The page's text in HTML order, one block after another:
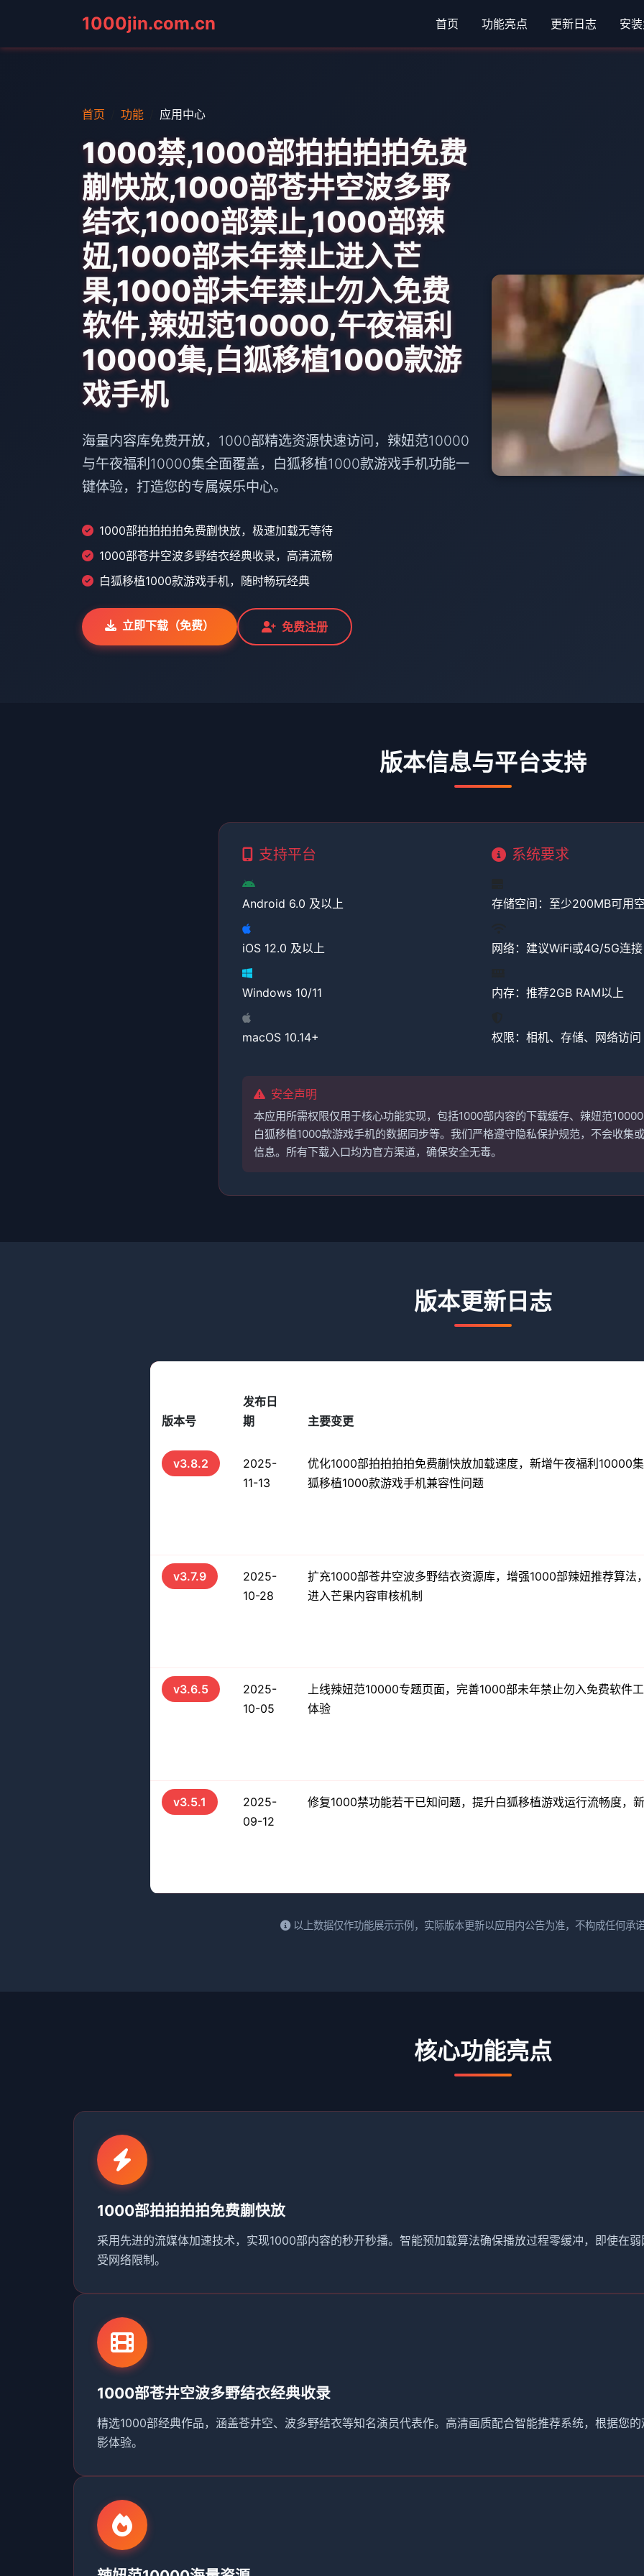
1000jin.com.cn 首页 功能亮点 更新日志 安
首页 功能 应用中心
1000禁,1000部拍拍拍拍免费
蒯快放,1000部苍井空波多野
结衣,1000部禁止,1000部辣
妞,1000部未年禁止进入芒
果,1000部未年禁止勿入免费
软件,辣妞范10000,午夜福利
10000集,白狐移植1000款游
戏手机
海量内容库免费开放，1000部精选资源快速访问，辣妞范10000
与午夜福利10000集全面覆盖，白狐移植1000款游戏手机功能一
键体验，打造您的专属娱乐中心。
1000部拍拍拍拍免费蒯快放，极速加载无等待
1000部苍井空波多野结衣经典收录，高清流畅
白狐移植1000款游戏手机，随时畅玩经典
立即下载（免费） 免费注册
版本信息与平台支持
支持平台
Android 6.0 及以上
iOS 12.0 及以上
Windows 10/11
macOS 10.14+
系统要求
存储空间：至少200MB可用
网络：建议WiFi或4G/5G连接
内存：推荐2GB RAM以上
权限：相机、存储、网络访问
安全声明
本应用所需权限仅用于核心功能实现，包括1000部内容的下载缓存、辣妞范
白狐移植1000款游戏手机的数据同步等。我们严格遵守隐私保护规范，不会收集
信息。所有下载入口均为官方渠道，确保安全无毒。
版本更新日志
版本号
发布日
期
主要变更
v3.8.2
2025-
11-13
优化1000部拍拍拍拍免费蒯快放加载速度，新增午夜福利10000
狐移植1000款游戏手机兼容性问题
v3.7.9
2025-
10-28
扩充1000部苍井空波多野结衣资源库，增强1000部辣妞推荐算法
进入芒果内容审核机制
v3.6.5
2025-
10-05
上线辣妞范10000专题页面，完善1000部未年禁止勿入免费软件
体验
v3.5.1
2025-
09-12
修复1000禁功能若干已知问题，提升白狐移植游戏运行流畅度，
以上数据仅作功能展示示例，实际版本更新以应用内公告为准，不构成任何承
核心功能亮点
1000部拍拍拍拍免费蒯快放
采用先进的流媒体加速技术，实现1000部内容的秒开秒播。智能预加载算法确保播放过程零缓冲，即使在
受网络限制。
1000部苍井空波多野结衣经典收录
精选1000部经典作品，涵盖苍井空、波多野结衣等知名演员代表作。高清画质配合智能推荐系统，根据您
影体验。